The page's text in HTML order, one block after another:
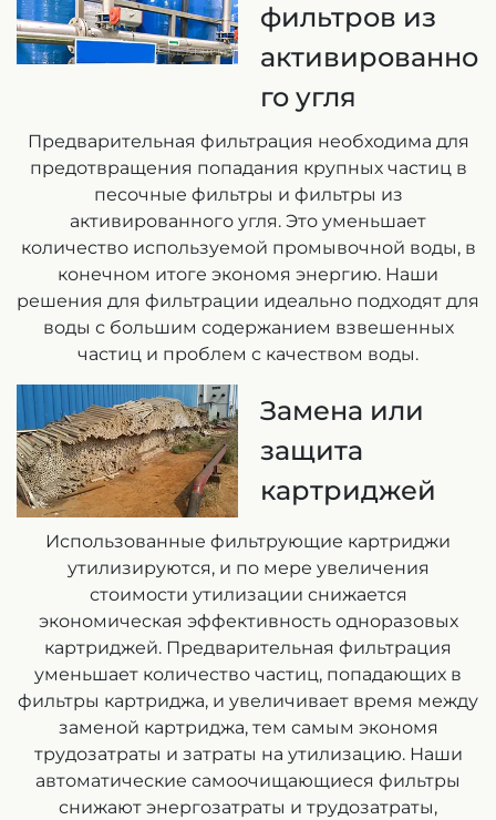
фильтров из
активированно
го угля
Предварительная фильтрация необходима для
предотвращения попадания крупных частиц в
песочные фильтры и фильтры из
активированного угля. Это уменьшает
количество используемой промывочной воды, в
конечном итоге экономя энергию. Наши
решения для фильтрации идеально подходят для
воды с большим содержанием взвешенных
частиц и проблем с качеством воды.
Замена или
защита
картриджей
Использованные фильтрующие картриджи
утилизируются, и по мере увеличения
стоимости утилизации снижается
экономическая эффективность одноразовых
картриджей. Предварительная фильтрация
уменьшает количество частиц, попадающих в
фильтры картриджа, и увеличивает время между
заменой картриджа, тем самым экономя
трудозатраты и затраты на утилизацию. Наши
автоматические самоочищающиеся фильтры
снижают энергозатраты и трудозатраты,